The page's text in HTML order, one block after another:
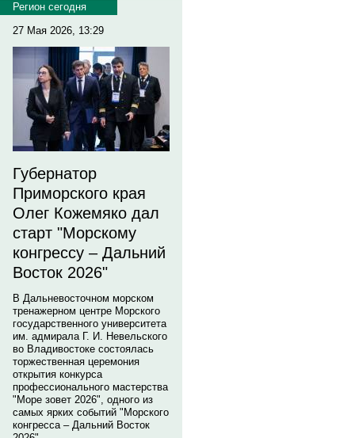
Регион сегодня
27 Мая 2026, 13:29
Губернатор
Приморского края
Олег Кожемяко дал
старт "Морскому
конгрессу – Дальний
Восток 2026"
В Дальневосточном морском
тренажерном центре Морского
государственного университета
им. адмирала Г. И. Невельского
во Владивостоке состоялась
торжественная церемония
открытия конкурса
профессионального мастерства
"Море зовет 2026", одного из
самых ярких событий "Морского
конгресса – Дальний Восток